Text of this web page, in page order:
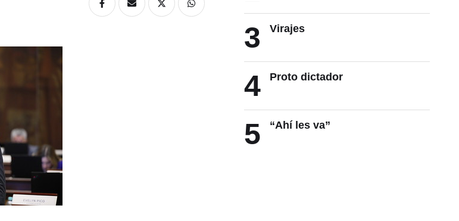
3 Virajes
4 Proto dictador
5 “Ahí les va”